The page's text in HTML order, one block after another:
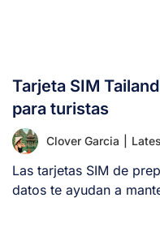
Tarjeta SIM
para turistas
Clover Garcia
Las tarjetas SIM de
datos te ayudan a